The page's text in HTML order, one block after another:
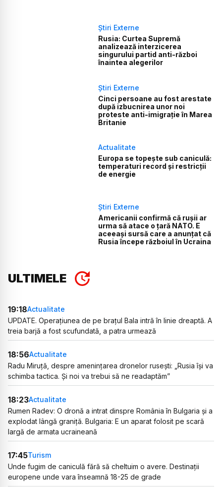
Știri Externe
Rusia: Curtea Supremă
analizează interzicerea
singurului partid anti-război
înaintea alegerilor
Știri Externe
Cinci persoane au fost arestate
după izbucnirea unor noi
proteste anti-imigrație în Marea
Britanie
Actualitate
Europa se topește sub caniculă:
temperaturi record și restricții
de energie
Știri Externe
Americanii confirmă că rușii ar
urma să atace o țară NATO. E
aceeași sursă care a anunțat că
Rusia începe războiul în Ucraina
ULTIMELE
19:18Actualitate
UPDATE. Operațiunea de pe brațul Bala intră în linie dreaptă. A
treia barjă a fost scufundată, a patra urmează
18:56Actualitate
Radu Miruță, despre amenințarea dronelor rusești: „Rusia își va
schimba tactica. Și noi va trebui să ne readaptăm”
18:23Actualitate
Rumen Radev: O dronă a intrat dinspre România în Bulgaria și a
explodat lângă graniță. Bulgaria: E un aparat folosit pe scară
largă de armata ucraineană
17:45Turism
Unde fugim de caniculă fără să cheltuim o avere. Destinații
europene unde vara înseamnă 18-25 de grade